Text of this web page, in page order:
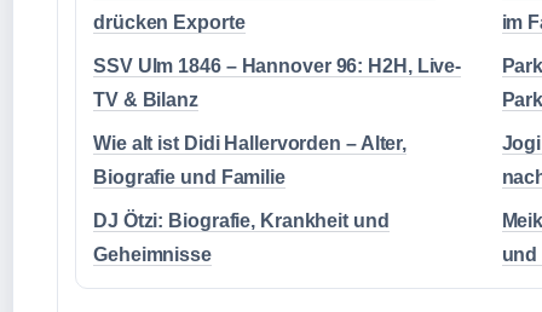
drücken Exporte
im
SSV Ulm 1846 – Hannover 96: H2H, Live-
TV & Bilanz
Wie alt ist Didi Hallervorden – Alter,
Biografie und Familie
DJ Ötzi: Biografie, Krankheit und
Geheimnisse
und